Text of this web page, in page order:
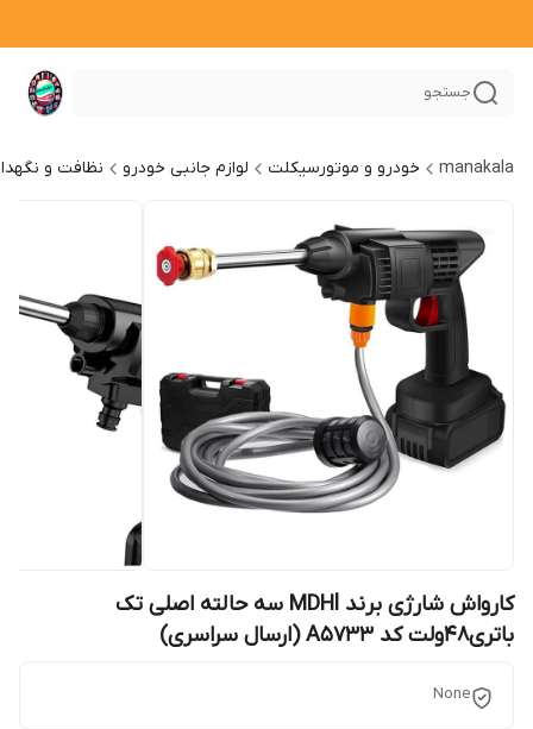
جستجو
manakala خودرو و موتورسیکلت لوازم جانبی خودرو نظافت و
کارواش شارژی برند MDHl سه حالته اصلی تک
باتری48ولت کد A5733 (ارسال سراسری)
None